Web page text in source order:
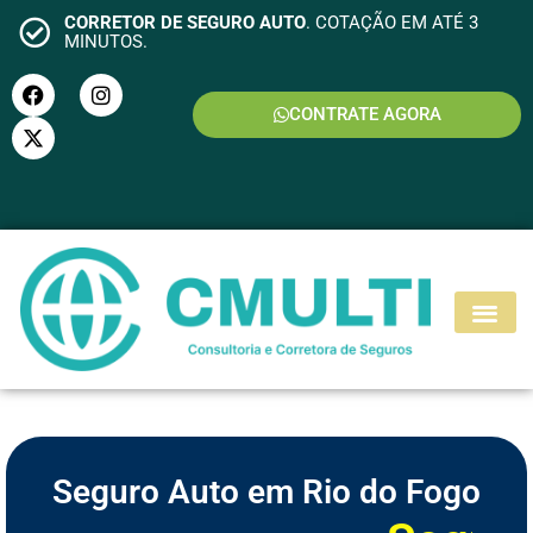
CORRETOR DE SEGURO AUTO. COTAÇÃO EM ATÉ 3
MINUTOS.
CONTRATE AGORA
SEGURO MOTO
Seguro Auto em Rio do Fogo